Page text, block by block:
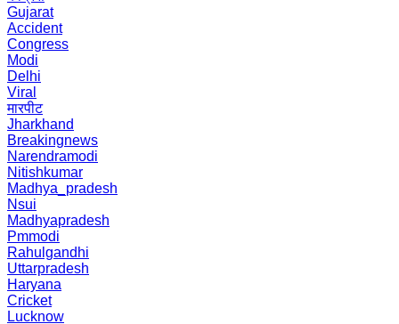
Gujarat
Accident
Congress
Modi
Delhi
Viral
मारपीट
Jharkhand
Breakingnews
Narendramodi
Nitishkumar
Madhya_pradesh
Nsui
Madhyapradesh
Pmmodi
Rahulgandhi
Uttarpradesh
Haryana
Cricket
Lucknow